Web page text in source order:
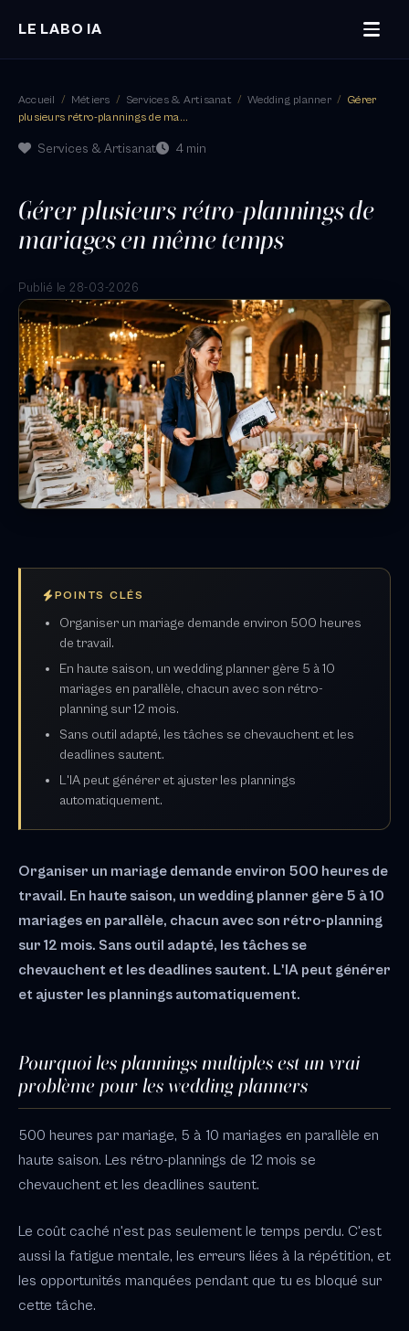
LE LABO IA
Accueil / Métiers / Services & Artisanat / Wedding planner / Gérer
plusieurs rétro-plannings de ma...
Services & Artisanat 4 min
Gérer plusieurs rétro-plannings de
mariages en même temps
Publié le 28-03-2026
POINTS CLÉS
Organiser un mariage demande environ 500 heures
de travail.
En haute saison, un wedding planner gère 5 à 10
mariages en parallèle, chacun avec son rétro-
planning sur 12 mois.
Sans outil adapté, les tâches se chevauchent et les
deadlines sautent.
L'IA peut générer et ajuster les plannings
automatiquement.
Organiser un mariage demande environ 500 heures de
travail. En haute saison, un wedding planner gère 5 à 10
mariages en parallèle, chacun avec son rétro-planning
sur 12 mois. Sans outil adapté, les tâches se
chevauchent et les deadlines sautent. L'IA peut générer
et ajuster les plannings automatiquement.
Pourquoi les plannings multiples est un vrai
problème pour les wedding planners
500 heures par mariage, 5 à 10 mariages en parallèle en
haute saison. Les rétro-plannings de 12 mois se
chevauchent et les deadlines sautent.
Le coût caché n'est pas seulement le temps perdu. C'est
aussi la fatigue mentale, les erreurs liées à la répétition, et
les opportunités manquées pendant que tu es bloqué sur
cette tâche.